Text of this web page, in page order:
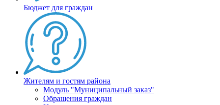
Бюджет для граждан
Жителям и гостям района
Модуль "Муниципальный заказ"
Обращения граждан